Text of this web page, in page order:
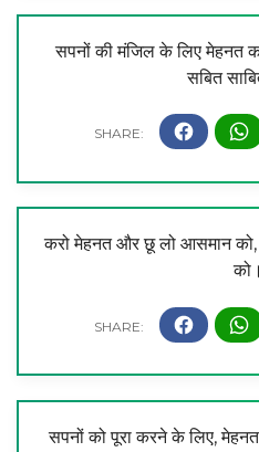
सपनों की मंजिल के लिए मेहनत
सबित
करो मेहनत और छू लो आसमान को,
को।
सपनों को पूरा करने के लिए,